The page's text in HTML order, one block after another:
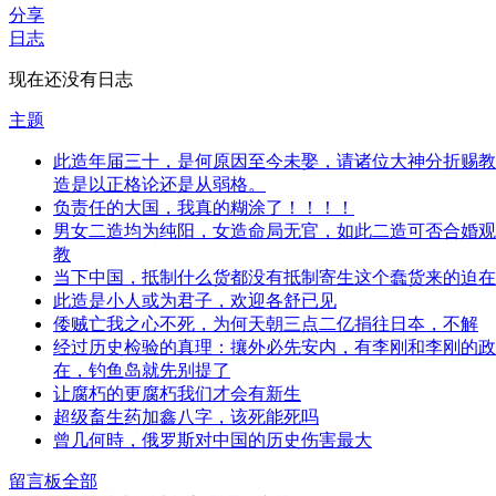
分享
日志
现在还没有日志
主题
此造年届三十，是何原因至今未娶，请诸位大神分折赐
造是以正格论还是从弱格。
负责任的大国，我真的糊涂了！！！！
男女二造均为纯阳，女造命局无官，如此二造可否合婚
教
当下中国，抵制什么货都没有抵制寄生这个蠢货来的迫
此造是小人或为君子，欢迎各舒已见
倭贼亡我之心不死，为何天朝三点二亿捐往日夲，不解
经过历史检验的真理：攘外必先安内，有李刚和李刚的
在，钓鱼岛就先别提了
让腐朽的更腐朽我们才会有新生
超级畜生药加鑫八字，该死能死吗
曾几何時，俄罗斯对中国的历史伤害最大
留言板全部